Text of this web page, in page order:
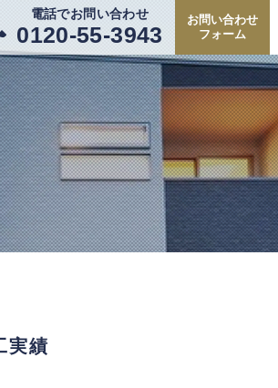
電話でお問い合わせ
0120-55-3943
お問い合わせ
フォーム
実績